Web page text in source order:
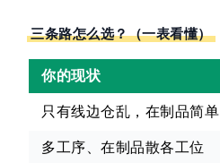
三条路怎么选？（一表看懂）
你的现状
只有线边仓乱，在制品简单
多工序、在制品散各工位